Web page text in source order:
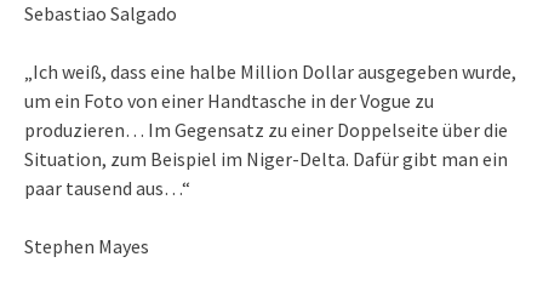
Sebastiao Salgado
„Ich weiß, dass eine halbe Million Dollar ausgegeben wurde,
um ein Foto von einer Handtasche in der Vogue zu
produzieren… Im Gegensatz zu einer Doppelseite über die
Situation, zum Beispiel im Niger-Delta. Dafür gibt man ein
paar tausend aus…“
Stephen Mayes